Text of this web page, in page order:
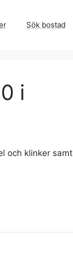
Sök bostad
i
och klinker samt